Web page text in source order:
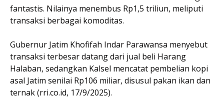
fantastis. Nilainya menembus Rp1,5 triliun, meliputi
transaksi berbagai komoditas.
Gubernur Jatim Khofifah Indar Parawansa menyebut
transaksi terbesar datang dari jual beli Harang
Halaban, sedangkan Kalsel mencatat pembelian kopi
asal Jatim senilai Rp106 miliar, disusul pakan ikan dan
ternak (rri.co.id, 17/9/2025).